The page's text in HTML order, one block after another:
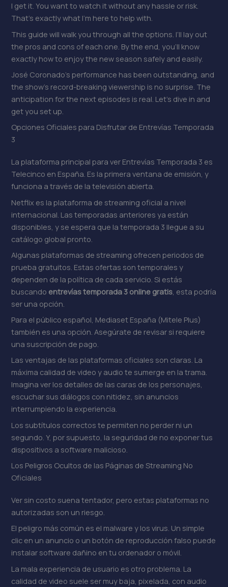
I get it. You want to watch it without any hassle or risk.
That’s exactly what I’m here to help with.
This guide will walk you through all the options. I’ll lay out
the pros and cons of each one. By the end, you’ll know
exactly how to enjoy the new season safely and easily.
José Coronado’s performance has been outstanding, and
the show’s record-breaking viewership is no surprise. The
anticipation for the next episodes is real. Let’s dive in and
get you set up.
Opciones Oficiales para Disfrutar de Entrevías Temporada
3
La plataforma principal para ver Entrevías Temporada 3 es
Telecinco en España. Es la primera ventana de emisión, y
funciona a través de la televisión abierta.
Netflix es la plataforma de streaming oficial a nivel
internacional. Las temporadas anteriores ya están
disponibles, y se espera que la temporada 3 llegue a su
catálogo global pronto.
Algunas plataformas de streaming ofrecen periodos de
prueba gratuitos. Estas ofertas son temporales y
dependen de la política de cada servicio. Si estás
buscando entrevías temporada 3 online gratis , esta podría
ser una opción.
Para el público español, Mediaset España (Mitele Plus)
también es una opción. Asegúrate de revisar si requiere
una suscripción de pago.
Las ventajas de las plataformas oficiales son claras. La
máxima calidad de video y audio te sumerge en la trama.
Imagina ver los detalles de las caras de los personajes,
escuchar sus diálogos con nitidez, sin anuncios
interrumpiendo la experiencia.
Los subtítulos correctos te permiten no perder ni un
segundo. Y, por supuesto, la seguridad de no exponer tus
dispositivos a software malicioso.
Los Peligros Ocultos de las Páginas de Streaming No
Oficiales
Ver sin costo suena tentador, pero estas plataformas no
autorizadas son un riesgo.
El peligro más común es el malware y los virus. Un simple
clic en un anuncio o un botón de reproducción falso puede
instalar software dañino en tu ordenador o móvil.
La mala experiencia de usuario es otro problema. La
calidad de video suele ser muy baja, pixelada, con audio